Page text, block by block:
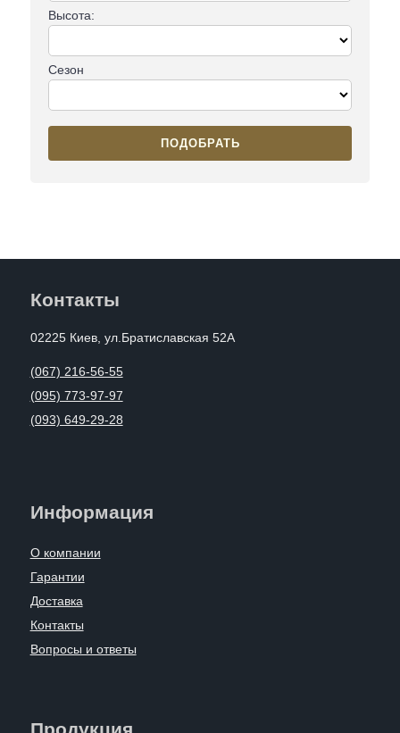
Высота:
Сезон
ПОДОБРАТЬ
Контакты
02225 Киев, ул.Братиславская 52А
(067) 216-56-55
(095) 773-97-97
(093) 649-29-28
Информация
О компании
Гарантии
Доставка
Контакты
Вопросы и ответы